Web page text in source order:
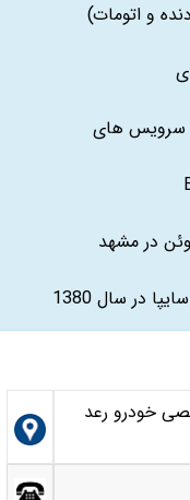
و اتومات)
سرویس های
در سال 1380
اقدسیه 10/3 – کلینیک تخصصی خودرو رعد